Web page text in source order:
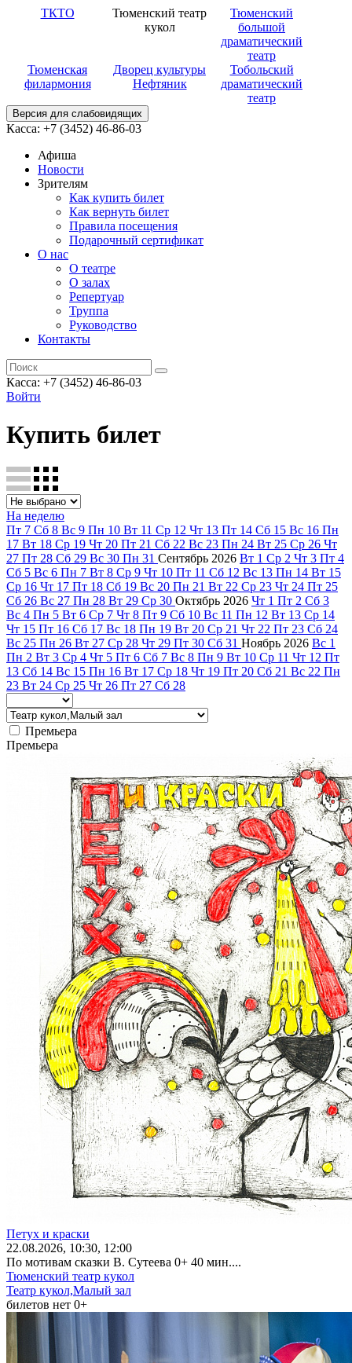
ТКТО
Тюменский театр
кукол
Тюменский
большой
драматический
театр
Тюменская
филармония
Дворец культуры
Нефтяник
Тобольский
драматический
театр
Версия для слабовидящих
Касса: +7 (3452) 46-86-03
Афиша
Новости
Зрителям
Как купить билет
Как вернуть билет
Правила посещения
Подарочный сертификат
О нас
О театре
О залах
Репертуар
Труппа
Руководство
Контакты
Касса: +7 (3452) 46-86-03
Войти
Купить билет
На неделю
Пт 7 Сб 8 Вс 9 Пн 10 Вт 11 Ср 12 Чт 13 Пт 14 Сб 15 Вс 16 Пн
17 Вт 18 Ср 19 Чт 20 Пт 21 Сб 22 Вс 23 Пн 24 Вт 25 Ср 26 Чт
27 Пт 28 Сб 29 Вс 30 Пн 31 Сентябрь 2026 Вт 1 Ср 2 Чт 3 Пт 4
Сб 5 Вс 6 Пн 7 Вт 8 Ср 9 Чт 10 Пт 11 Сб 12 Вс 13 Пн 14 Вт 15
Ср 16 Чт 17 Пт 18 Сб 19 Вс 20 Пн 21 Вт 22 Ср 23 Чт 24 Пт 25
Сб 26 Вс 27 Пн 28 Вт 29 Ср 30 Октябрь 2026 Чт 1 Пт 2 Сб 3
Вс 4 Пн 5 Вт 6 Ср 7 Чт 8 Пт 9 Сб 10 Вс 11 Пн 12 Вт 13 Ср 14
Чт 15 Пт 16 Сб 17 Вс 18 Пн 19 Вт 20 Ср 21 Чт 22 Пт 23 Сб 24
Вс 25 Пн 26 Вт 27 Ср 28 Чт 29 Пт 30 Сб 31 Ноябрь 2026 Вс 1
Пн 2 Вт 3 Ср 4 Чт 5 Пт 6 Сб 7 Вс 8 Пн 9 Вт 10 Ср 11 Чт 12 Пт
13 Сб 14 Вс 15 Пн 16 Вт 17 Ср 18 Чт 19 Пт 20 Сб 21 Вс 22 Пн
23 Вт 24 Ср 25 Чт 26 Пт 27 Сб 28
Премьера
Премьера
Петух и краски
22.08.2026, 10:30, 12:00
По мотивам сказки В. Сутеева 0+ 40 мин....
Тюменский театр кукол
Театр кукол,Малый зал
билетов нет 0+